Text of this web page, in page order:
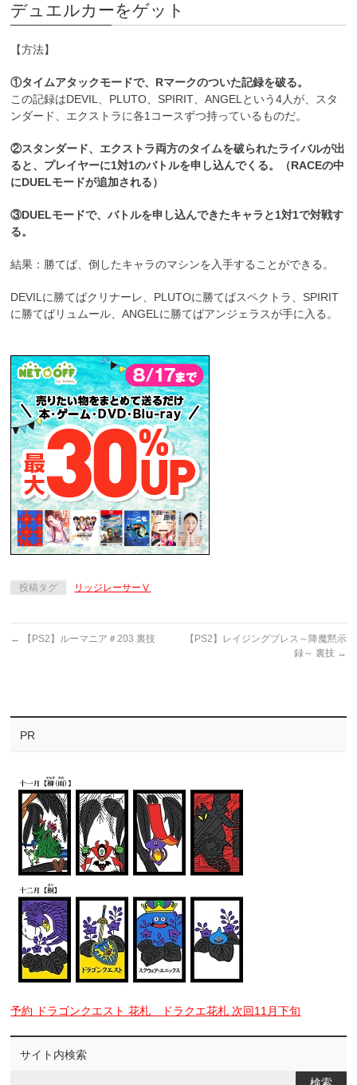
デュエルカーをゲット
【方法】
①タイムアタックモードで、Rマークのついた記録を破る。
この記録はDEVIL、PLUTO、SPIRIT、ANGELという4人が、スタ
ンダード、エクストラに各1コースずつ持っているものだ。
②スタンダード、エクストラ両方のタイムを破られたライバルが出
ると、プレイヤーに1対1のバトルを申し込んでくる。（RACEの中
にDUELモードが追加される）
③DUELモードで、バトルを申し込んできたキャラと1対1で対戦す
る。
結果：勝てば、倒したキャラのマシンを入手することができる。
DEVILに勝てばクリナーレ、PLUTOに勝てばスペクトラ、SPIRIT
に勝てばリュムール、ANGELに勝てばアンジェラスが手に入る。
投稿タグ リッジレーサーⅤ
← 【PS2】ルーマニア＃203 裏技
【PS2】レイジングブレス～降魔黙示
録～ 裏技 →
PR
予約 ドラゴンクエスト 花札 ドラクエ花札 次回11月下旬
サイト内検索